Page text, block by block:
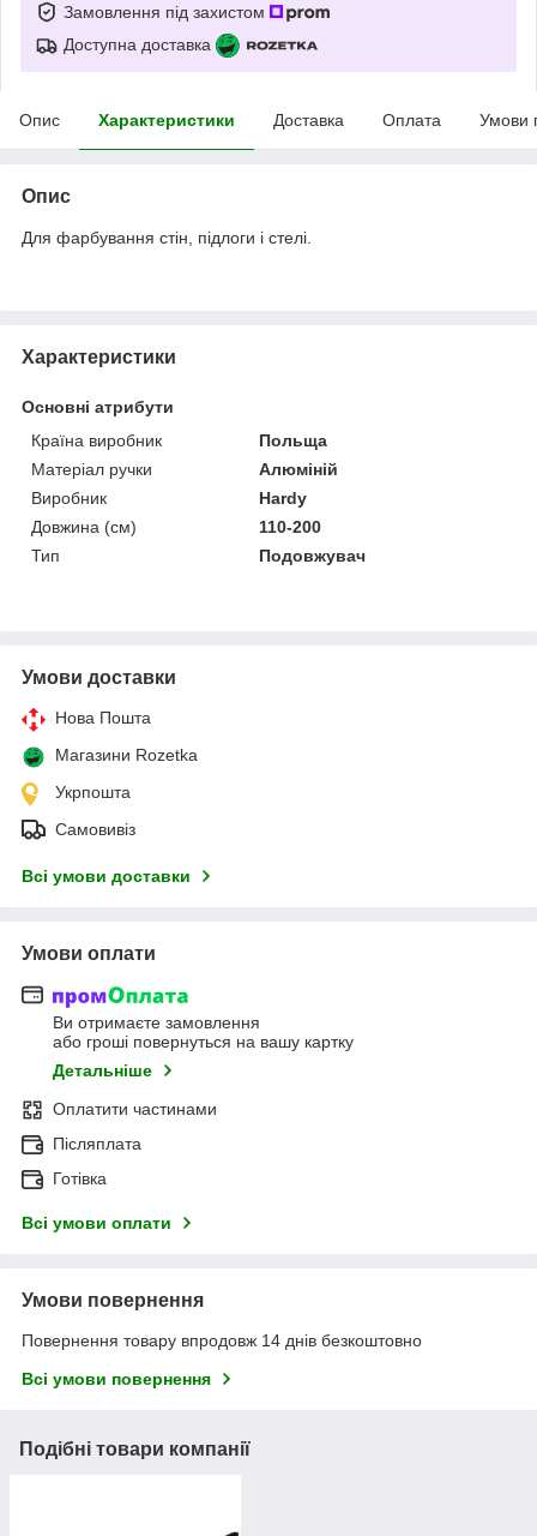
Замовлення під захистом
Доступна доставка
Опис Характеристики Доставка Оплата Умови
Опис
Для фарбування стін, підлоги і стелі.
Характеристики
Основні атрибути
Країна виробник
Польща
Матеріал ручки
Алюміній
Виробник
Hardy
Довжина (см)
110-200
Тип
Подовжувач
Умови доставки
Нова Пошта
Магазини Rozetka
Укрпошта
Самовивіз
Всі умови доставки
Умови оплати
Ви отримаєте замовлення
або гроші повернуться на вашу картку
Детальніше
Оплатити частинами
Післяплата
Готівка
Всі умови оплати
Умови повернення
Повернення товару впродовж 14 днів безкоштовно
Всі умови повернення
Подібні товари компанії